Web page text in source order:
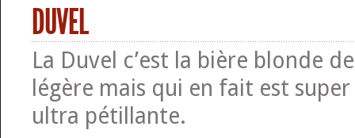
DUVEL
La Duvel c’est la bière blonde
légère mais qui en fait est
ultra pétillante.